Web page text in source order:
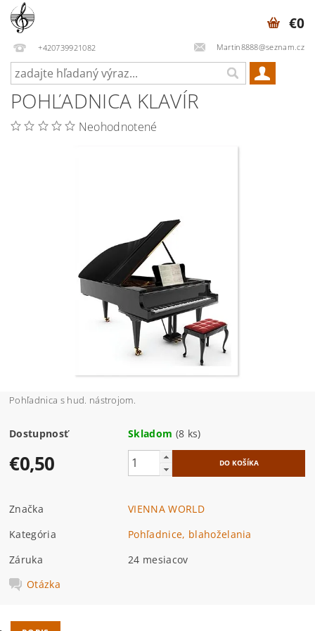
+420739921082 Martin8888@seznam.cz
€0
POHĽADNICA KLAVÍR
Neohodnotené
Pohľadnica s hud. nástrojom.
Dostupnosť Skladom (8 ks)
€0,50
Značka
VIENNA WORLD
Kategória
Pohľadnice, blahoželania
Záruka
24 mesiacov
Otázka